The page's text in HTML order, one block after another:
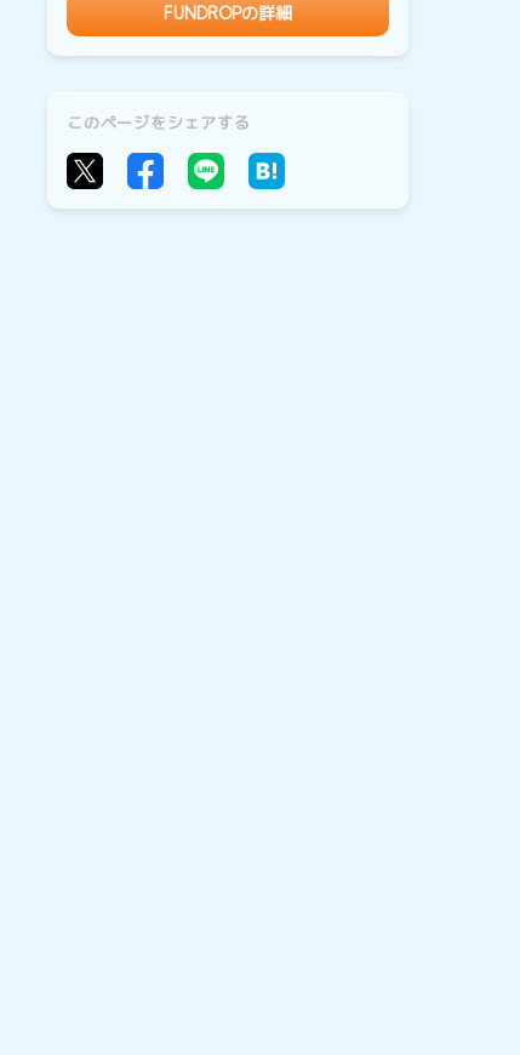
FUNDROPの詳細
このページをシェアする